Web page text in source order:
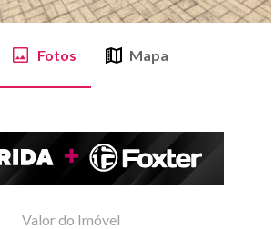
Fotos Mapa
Valor do Imóvel